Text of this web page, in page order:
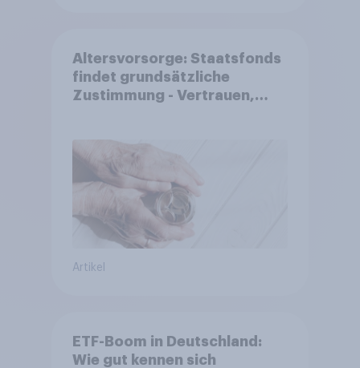
Altersvorsorge: Staatsfonds
findet grundsätzliche
Zustimmung - Vertrauen,
Akzeptanz
Artikel
ETF-Boom in Deutschland:
Wie gut kennen sich